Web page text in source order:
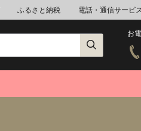
ふるさと納税 電話・通信サービス
お